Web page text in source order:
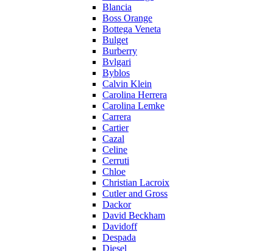
Blancia
Boss Orange
Bottega Veneta
Bulget
Burberry
Bvlgari
Byblos
Calvin Klein
Carolina Herrera
Carolina Lemke
Carrera
Cartier
Cazal
Celine
Cerruti
Chloe
Christian Lacroix
Cutler and Gross
Dackor
David Beckham
Davidoff
Despada
Diesel